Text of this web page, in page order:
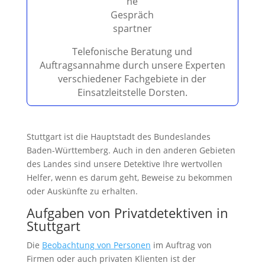
Telefonische Beratung und
Auftragsannahme durch unsere Experten
verschiedener Fachgebiete in der
Einsatzleitstelle Dorsten.
Stuttgart ist die Hauptstadt des Bundeslandes
Baden-Württemberg. Auch in den anderen Gebieten
des Landes sind unsere Detektive Ihre wertvollen
Helfer, wenn es darum geht, Beweise zu bekommen
oder Auskünfte zu erhalten.
Aufgaben von Privatdetektiven in
Stuttgart
Die Beobachtung von Personen im Auftrag von
Firmen oder auch privaten Klienten ist der